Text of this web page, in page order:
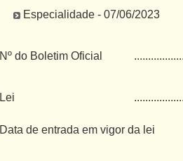
Especialidade - 07/06/2023
Nº do Boletim Oficial
Lei
Data de entrada em vigor da lei